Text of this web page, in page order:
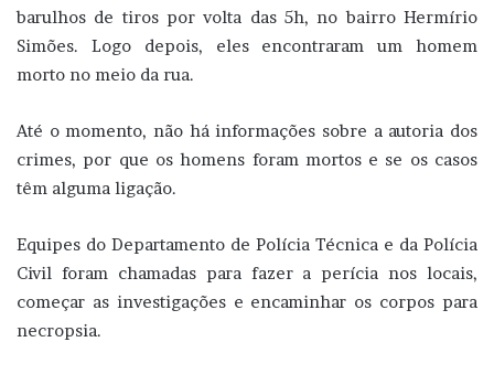
barulhos de tiros por volta das 5h, no bairro Hermírio
Simões. Logo depois, eles encontraram um homem
morto no meio da rua.
Até o momento, não há informações sobre a autoria dos
crimes, por que os homens foram mortos e se os casos
têm alguma ligação.
Equipes do Departamento de Polícia Técnica e da Polícia
Civil foram chamadas para fazer a perícia nos locais,
começar as investigações e encaminhar os corpos para
necropsia.